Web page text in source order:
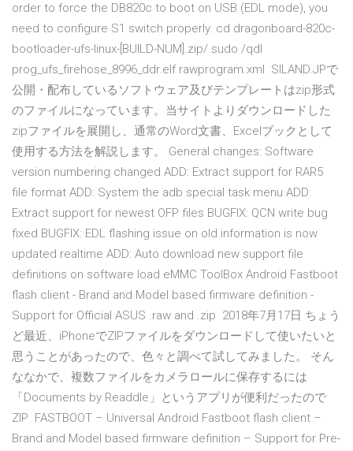
order to force the DB820c to boot on USB (EDL mode), you
need to configure S1 switch properly. cd dragonboard-820c-
bootloader-ufs-linux-[BUILD-NUM].zip/ sudo /qdl
prog_ufs_firehose_8996_ddr.elf rawprogram.xml SILAND.JPで
公開・配布しているソフトウェア及びテンプレートはzip形式
のファイルになっています。当サイトよりダウンロードした
zipファイルを展開し、通常のWord文書、Excelブックとして
使用する方法を解説します。 General changes: Software
version numbering changed ADD: Extract support for RAR5
file format ADD: System the adb special task menu ADD:
Extract support for newest OFP files BUGFIX: QCN write bug
fixed BUGFIX: EDL flashing issue on old information is now
updated realtime ADD: Auto download new support file
definitions on software load eMMC ToolBox Android Fastboot
flash client - Brand and Model based firmware definition -
Support for Official ASUS .raw and .zip 2018年7月17日 ちょう
ど最近、iPhoneでZIPファイルをダウンロードして使いたいと
思うことがあったので、色々と調べて試してみました。 そん
ななかで、複数ファイルをカメラロールに保存するには
「Documents by Readdle」というアプリが便利だったので
ZIP FASTBOOT – Universal Android Fastboot flash client –
Brand and Model based firmware definition – Support for Pre-